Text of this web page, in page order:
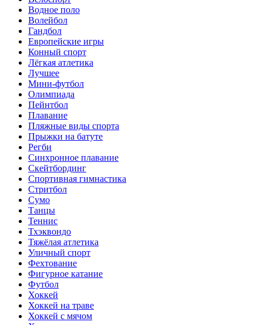
Водное поло
Волейбол
Гандбол
Европейские игры
Конный спорт
Лёгкая атлетика
Лучшее
Мини-футбол
Олимпиада
Пейнтбол
Плавание
Пляжные виды спорта
Прыжки на батуте
Регби
Синхронное плавание
Скейтбординг
Спортивная гимнастика
Стритбол
Сумо
Танцы
Теннис
Тхэквондо
Тяжёлая атлетика
Уличный спорт
Фехтование
Фигурное катание
Футбол
Хоккей
Хоккей на траве
Хоккей с мячом